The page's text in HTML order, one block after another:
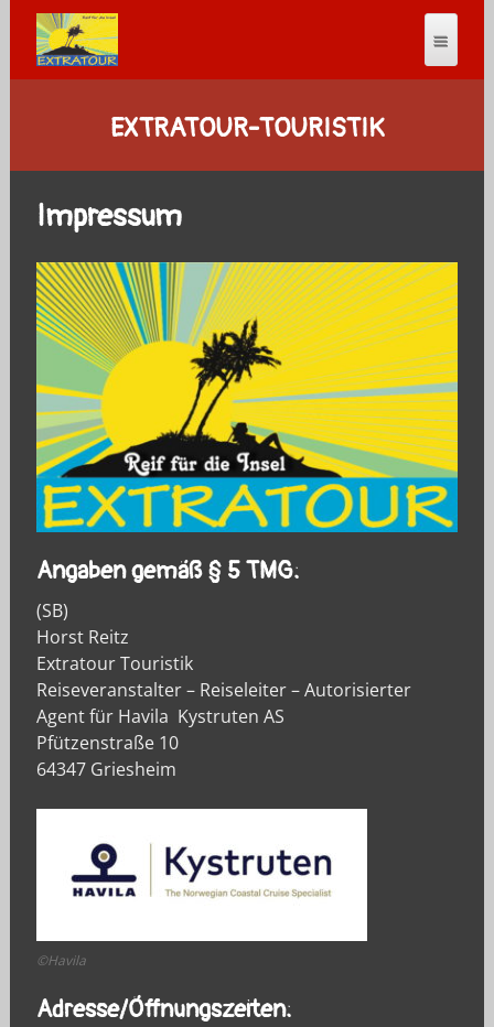
EXTRATOUR-TOURISTIK
Impressum
Angaben gemäß § 5 TMG:
(SB)
Horst Reitz
Extratour Touristik
Reiseveranstalter – Reiseleiter – Autorisierter
Agent für Havila Kystruten AS
Pfützenstraße 10
64347 Griesheim
©Havila
Adresse/Öffnungszeiten: